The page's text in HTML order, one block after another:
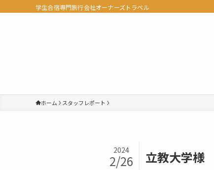
学生合宿専門旅行会社オーナーズトラベル
ホーム スタッフレポート
立教大学様
2024
2/26